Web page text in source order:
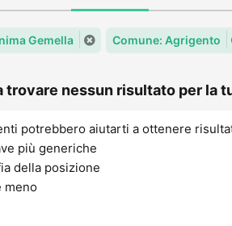
Gemella Comune: Agrigento
trovare nessun risultato per la
potrebbero aiutarti a ottenere
più generiche
della posizione
meno